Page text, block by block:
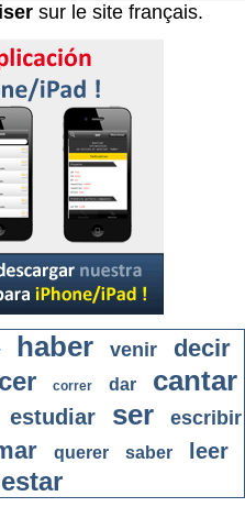
sur le site français.
haber venir
decir
correr dar cantar
estudiar ser escribir
querer saber leer
estar